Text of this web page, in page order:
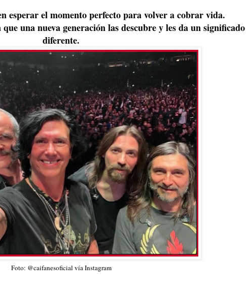
esperar el momento perfecto para volver a cobrar vida.
una nueva generación las descubre y les da un significado
diferente.
Foto: @caifanesoficial vía Instagram